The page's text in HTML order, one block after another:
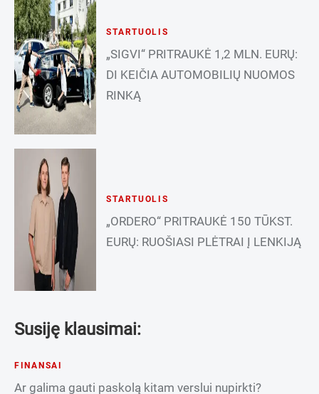
STARTUOLIS
„SIGVI“ PRITRAUKĖ 1,2 MLN. EURŲ:
DI KEIČIA AUTOMOBILIŲ NUOMOS
RINKĄ
STARTUOLIS
„ORDERO“ PRITRAUKĖ 150 TŪKST.
EURŲ: RUOŠIASI PLĖTRAI Į LENKIJĄ
Susiję klausimai:
FINANSAI
Ar galima gauti paskolą kitam verslui nupirkti?